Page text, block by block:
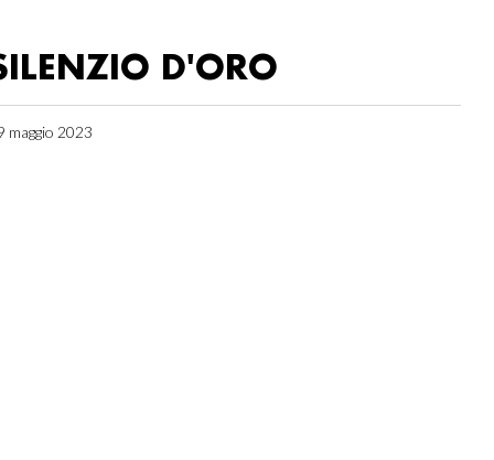
D'ORO
maggio 2023